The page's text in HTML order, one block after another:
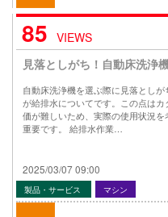
85 VIEWS
見落としがち！自動床洗浄
自動床洗浄機を選ぶ際に見落としが
が給排水についてです。この点は
価が難しいため、実際の使用状況
重要です。 給排水作業…
2025/03/07 09:00
製品・サービス マシン